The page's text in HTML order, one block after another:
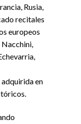
Rusia,
recitales
europeos
Nacchini,
en